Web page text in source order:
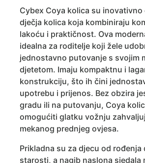
Cybex Coya kolica su inovativno
dječja kolica koja kombiniraju
lakoću i praktičnost. Ova
idealna za roditelje koji žele
jednostavno putovanje s svojim
djetetom. Imaju kompaktnu i
konstrukciju, što ih čini
upotrebu i prijenos. Bez obzira
gradu ili na putovanju, Coya
omogućiti glatku vožnju
mekanog prednjeg ovjesa.
Prikladna su za djecu od rođenja
starosti, a nagib naslona sjedala